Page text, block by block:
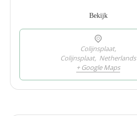
Bekijk
Colijnsplaat,
Colijnsplaat, Netherlands
+ Google Maps